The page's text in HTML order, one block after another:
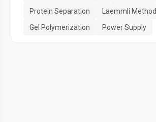
Protein Separation
Laemmli Method
Gel Polymerization
Power Supply